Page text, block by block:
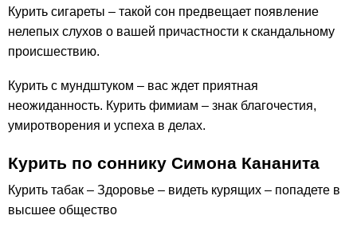
Курить сигареты – такой сон предвещает появление
нелепых слухов о вашей причастности к скандальному
происшествию.
Курить с мундштуком – вас ждет приятная
неожиданность. Курить фимиам – знак благочестия,
умиротворения и успеха в делах.
Курить по соннику Симона Кананита
Курить табак – Здоровье – видеть курящих – попадете в
высшее общество